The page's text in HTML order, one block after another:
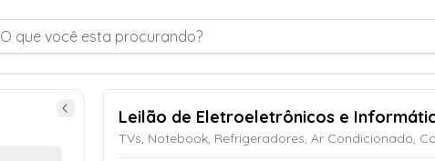
O que você esta procurando?
Leilão de Eletroeletrônicos e
TVs, Notebook, Refrigeradores, Ar Condicionado,